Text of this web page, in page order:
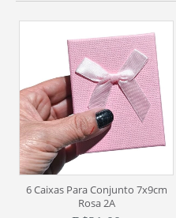
6 Caixas Para Conjunto 7x9cm
Rosa 2A